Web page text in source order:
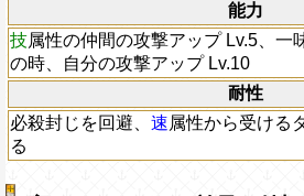
能力
技属性の仲間の攻撃アップ Lv.5、一
の時、自分の攻撃アップ Lv.10
耐性
必殺封じを回避、 速属性から受ける
る